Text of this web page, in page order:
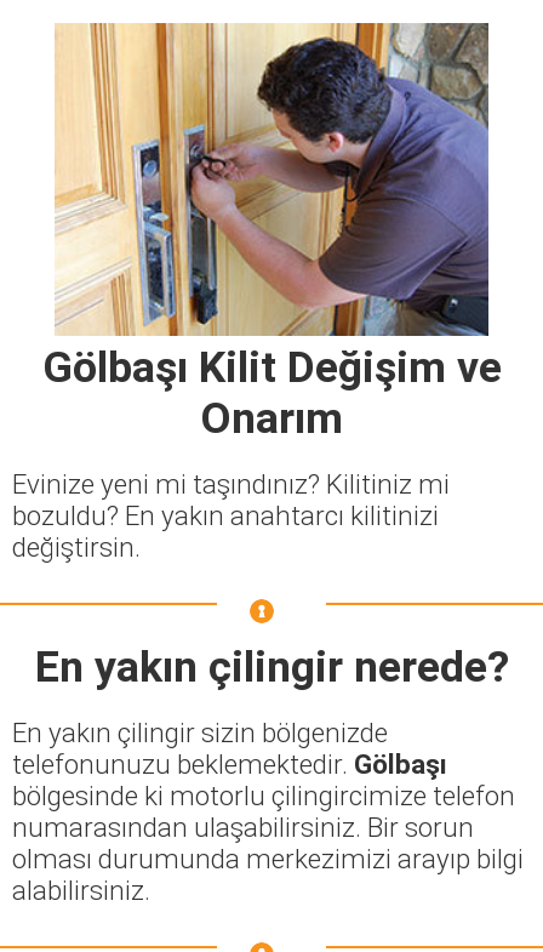
Gölbaşı Kilit Değişim ve
Onarım
Evinize yeni mi taşındınız? Kilitiniz mi
bozuldu? En yakın anahtarcı kilitinizi
değiştirsin.
En yakın çilingir nerede?
En yakın çilingir sizin bölgenizde
telefonunuzu beklemektedir. Gölbaşı
bölgesinde ki motorlu çilingircimize telefon
numarasından ulaşabilirsiniz. Bir sorun
olması durumunda merkezimizi arayıp bilgi
alabilirsiniz.